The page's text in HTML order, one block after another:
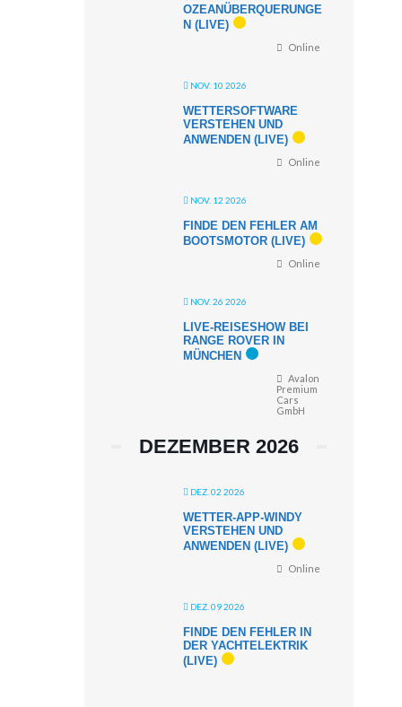
OZEANÜBERQUERUNGE
N (LIVE)
Online
NOV. 10 2026
WETTERSOFTWARE
VERSTEHEN UND
ANWENDEN (LIVE)
Online
NOV. 12 2026
FINDE DEN FEHLER AM
BOOTSMOTOR (LIVE)
Online
NOV. 26 2026
LIVE-REISESHOW BEI
RANGE ROVER IN
MÜNCHEN
Avalon
Premium
Cars
GmbH
DEZEMBER 2026
DEZ. 02 2026
WETTER-APP-WINDY
VERSTEHEN UND
ANWENDEN (LIVE)
Online
DEZ. 09 2026
FINDE DEN FEHLER IN
DER YACHTELEKTRIK
(LIVE)